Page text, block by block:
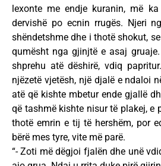
lexonte me endje kuranin, më
dervishë po ecnin rrugës. Njeri
shëndetshme dhe i thotë shokut,
qumësht nga gjinjtë e asaj
shprehu atë dëshirë, vdiq
njëzetë vjetësh, një djalë e ndaloi
atë që kishte mbetur ende gjallë
që tashmë kishte nisur të plakej, e
thotë emrin e tij të hershëm, por
bërë mes tyre, vite më parë.
“- Zoti më dëgjoi fjalën dhe unë